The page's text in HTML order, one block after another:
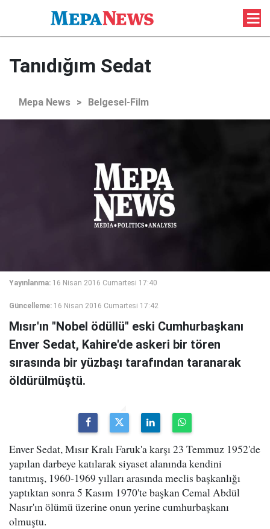
Tanıdığım Sedat
Mepa News > Belgesel-Film
Yayınlanma: 16 Nisan 2016 Cumartesi 17:40
Güncelleme: 16 Nisan 2016 Cumartesi 17:42
Mısır'ın "Nobel ödüllü" eski Cumhurbaşkanı
Enver Sedat, Kahire'de askeri bir tören
sırasında bir yüzbaşı tarafından taranarak
öldürülmüştü.
Enver Sedat, Mısır Kralı Faruk'a karşı 23 Temmuz 1952'de
yapılan darbeye katılarak siyaset alanında kendini
tanıtmış, 1960-1969 yılları arasında meclis başkanlığı
yaptıktan sonra 5 Kasım 1970'te başkan Cemal Abdül
Nasır'ın ölümü üzerine onun yerine cumhurbaşkanı
olmuştu.